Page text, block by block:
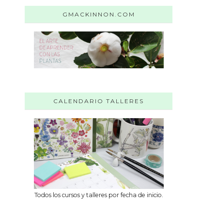
GMACKINNON.COM
CALENDARIO TALLERES
Todos los cursos y talleres por fecha de inicio.